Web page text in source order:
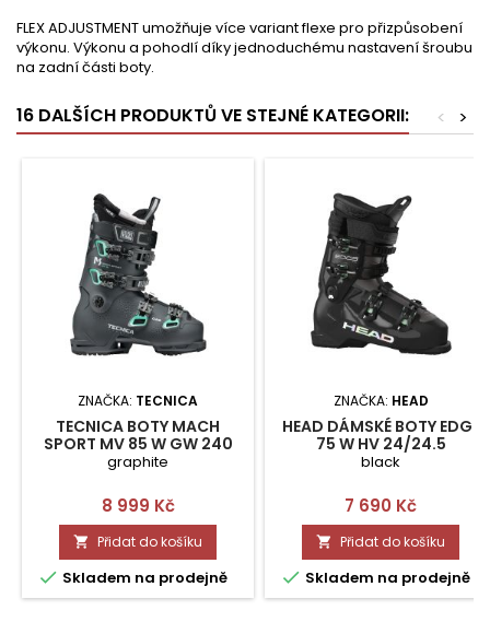
FLEX ADJUSTMENT umožňuje více variant flexe pro přizpůsobení
výkonu. Výkonu a pohodlí díky jednoduchému nastavení šroubu
na zadní části boty.
16 DALŠÍCH PRODUKTŮ VE STEJNÉ KATEGORII: >
<
ZNAČKA: TECNICA
TECNICA BOTY MACH
SPORT MV 85 W GW 240
graphite
Cena
8 999 Kč
 Přidat do košíku
 Skladem na prodejně
ZNAČKA: HEAD
HEAD DÁMSKÉ BOTY EDGE
75 W HV 24/24.5
black
Cena
7 690 Kč
 Přidat do košíku
 Skladem na prodejně